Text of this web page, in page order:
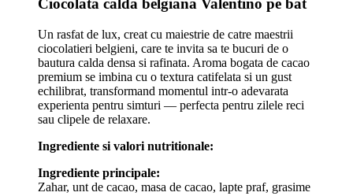
Ciocolata calda belgiana Valentino pe bat
Un rasfat de lux, creat cu maiestrie de catre maestrii
ciocolatieri belgieni, care te invita sa te bucuri de o
bautura calda densa si rafinata. Aroma bogata de cacao
premium se imbina cu o textura catifelata si un gust
echilibrat, transformand momentul intr-o adevarata
experienta pentru simturi — perfecta pentru zilele reci
sau clipele de relaxare.
Ingrediente si valori nutritionale:
Ingrediente principale:
Zahar, unt de cacao, masa de cacao, lapte praf, grasime